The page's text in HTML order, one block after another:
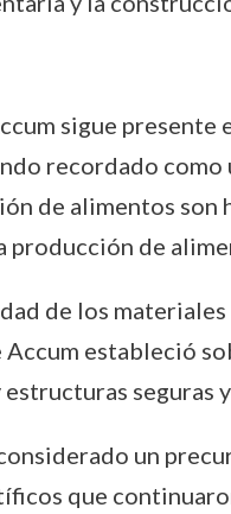
sigue presente
recordado como
de alimentos son
producción de
de los
estableció
seguras
un
que